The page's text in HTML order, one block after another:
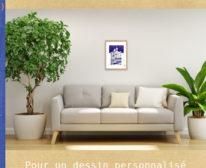
)
Pour un dessin personnalisé